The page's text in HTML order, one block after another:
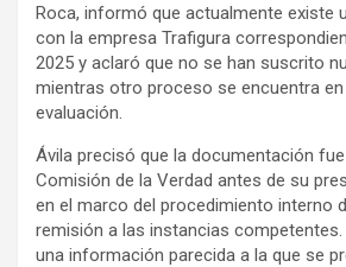
Roca, informó que actualmente existe
con la empresa Trafigura
2025 y aclaró que no se han suscrito
mientras otro proceso se encuentra en
evaluación.
Ávila precisó que la documentación
Comisión de la Verdad antes de su
en el marco del procedimiento interno
remisión a las instancias competentes.
una información parecida a la que se